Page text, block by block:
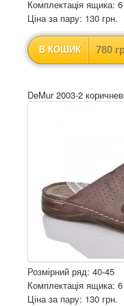
Комплектація ящика: 6
Ціна за пару: 130 грн.
В КОШИК 780
DeMur 2003-2
Розмірний ряд: 40-45
Комплектація ящика: 6
Ціна за пару: 130 грн.